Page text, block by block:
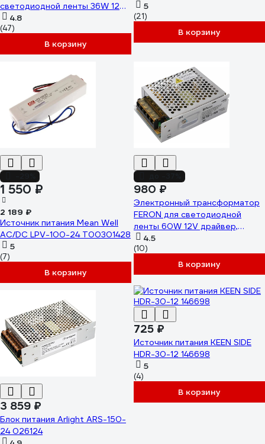
светодиодной ленты 36W 12V
ультратонкий драйвер 41343
4.8
(47)
В корзину
5
(21)
В корзину
1 550 ₽
2 189 ₽
Источник питания Mean Well
AC/DC LPV-100-24 Т00301428
5
(7)
В корзину
980 ₽
Электронный трансформатор
FERON для светодиодной
ленты 60W 12V драйвер,
LB002 41350
4.5
(10)
В корзину
3 859 ₽
Блок питания Arlight ARS-150-
24 026124
725 ₽
Источник питания KEEN SIDE
HDR-30-12 146698
5
(4)
В корзину